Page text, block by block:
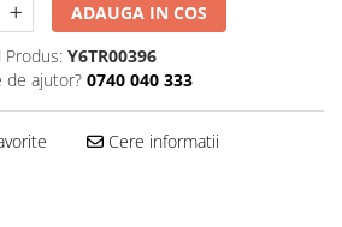
ADAUGA IN COS
Produs: Y6TR00396
de ajutor? 0740 040 333
Cere informatii